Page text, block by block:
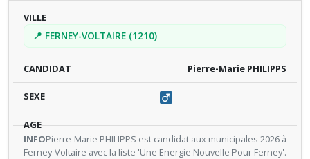
📍 FERNEY-VOLTAIRE (1210)
Pierre-Marie PHILIPPS
Pierre-Marie PHILIPPS est candidat aux municipales 2026 à
Ferney-Voltaire avec la liste 'Une Energie Nouvelle Pour Ferney'.